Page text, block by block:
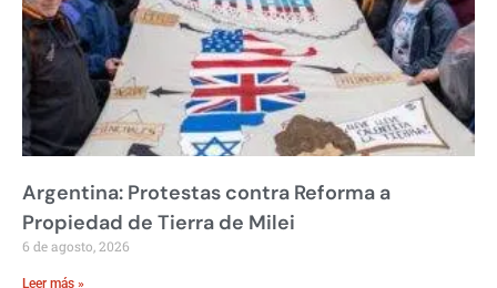
Argentina: Protestas contra Reforma a
Propiedad de Tierra de Milei
6 de agosto, 2026
Leer más »